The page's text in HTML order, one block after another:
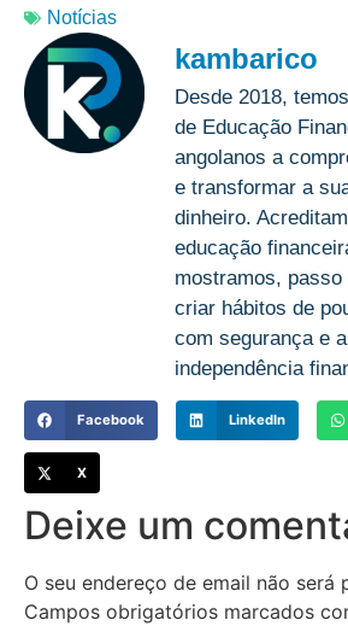
Notícias
kambarico
Desde 2018,
de Educação
angolanos a
e transformar a
dinheiro.
educação
mostramos,
criar hábitos de
com segurança e
independência
Facebook LinkedIn
X
Deixe um
O seu endereço de email não será
Campos obrigatórios marcados